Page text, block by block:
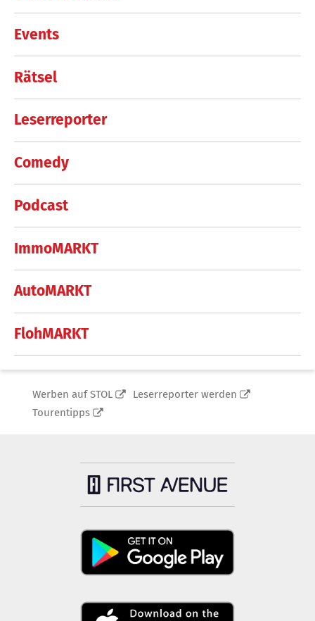
Events
Rätsel
Leserreporter
Comedy
Podcast
ImmoMARKT
AutoMARKT
FlohMARKT
Werben auf STOL
Leserreporter werden
Tourentipps